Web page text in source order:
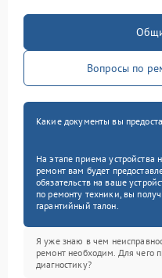
Вопросы по
Какие документы вы
На этапе приема устройства
ремонт вам будет
обязательств на ваше
по ремонту техники, вы
гарантийный талон.
Я уже знаю в чем
ремонт необходим. Для чего
диагностику?